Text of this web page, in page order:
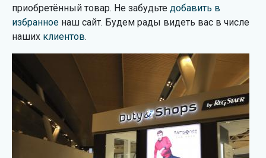
приобретённый товар. Не забудьте добавить в
избранное наш сайт. Будем рады видеть вас в числе
наших клиентов.